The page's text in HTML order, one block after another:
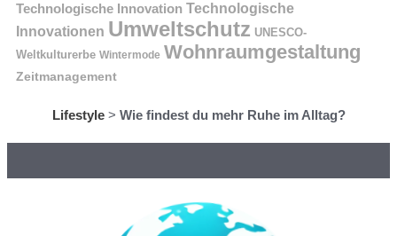
Technologische Innovation Technologische
Innovationen Umweltschutz UNESCO-
Weltkulturerbe Wintermode Wohnraumgestaltung
Zeitmanagement
Lifestyle> Wie findest du mehr Ruhe im Alltag?